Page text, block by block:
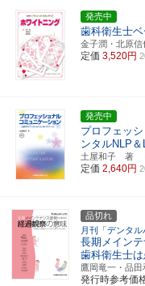
発売中
歯科衛生士
金子潤・北原
定価 3,520円
発売中
プロフェッ
ンタルNLP
土屋和子 著
定価 2,640円
品切れ
月刊「デンタ
長期メイン
歯科衛生士
鷹岡竜一・品
発行時参考価